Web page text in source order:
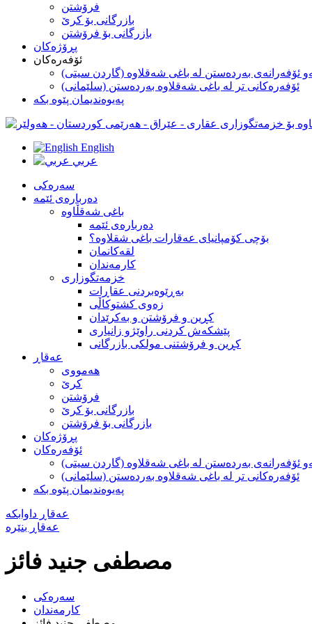
فرۆشتن
بازرگانی بۆ كرێ
بازرگانی بۆ فرۆشتن
پڕۆژه‌كان
ئۆفەرەکان
ئۆفەرانەی بەردەستن لە با‌غی شەقلاوە (گاردن سیتی)
ئۆفەرەکانی تر لە باغی شەقلاوە بەردەستن (سلێمانی)
په‌یوه‌ندیمان پێوه‌ بکه
English
عربي
سه‌ره‌کی
ده‌رباره‌ی ئێمه
باغی شەقڵاوە
ده‌رباره‌ی ئێمه
بۆچى كۆمپانياى عەقارات باغی شقلاوە؟
لقه‌كانمان
كارمه‌ندان
خزمه‌تگوزاری
بەڕێوەبردنی عقاڕات
زەوی کشتوکاڵی
كڕين و فرۆشتن و به‌كرێدان
پێشکەش کردنی راوێژو زانیاری
کڕین و فرۆشتنی مولکی بازرگانی
عه‌قاڕ
هه‌مووی
کرێ
فرۆشتن
بازرگانی بۆ كرێ
بازرگانی بۆ فرۆشتن
پڕۆژه‌كان
ئۆفەرەکان
ئۆفەرانەی بەردەستن لە با‌غی شەقلاوە (گاردن سیتی)
ئۆفەرەکانی تر لە باغی شەقلاوە بەردەستن (سلێمانی)
په‌یوه‌ندیمان پێوه‌ بکه
عه‌قاڕ داوابكه
عه‌قاڕ بنێره
مصطفی جنید فائز
سه‌ره‌کی
كارمه‌ندان